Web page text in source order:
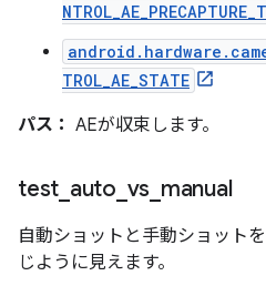
TROL_AE_STATE
パス： AEが収束します。
test auto vs manual
自動ショットと手動ショット
じように見えます。